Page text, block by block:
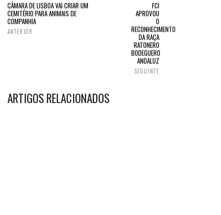
CÂMARA DE LISBOA VAI CRIAR UM
CEMITÉRIO PARA ANIMAIS DE
COMPANHIA
ANTERIOR
FCI
APROVOU
O
RECONHECIMENTO
DA RAÇA
RATONERO
BODEGUERO
ANDALUZ
SEGUINTE
ARTIGOS RELACIONADOS